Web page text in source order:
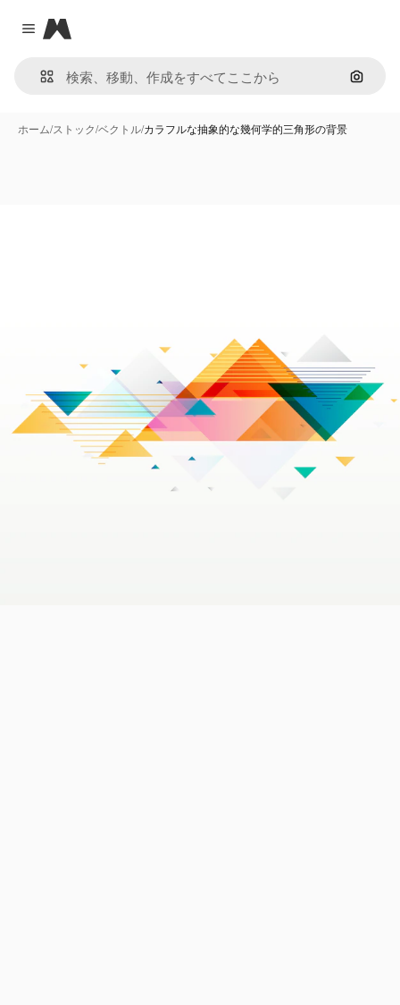
Close menu
Magnific
画像で
ホーム/ストック/ベクトル/カラフルな抽象的な幾何学的三角形の背景